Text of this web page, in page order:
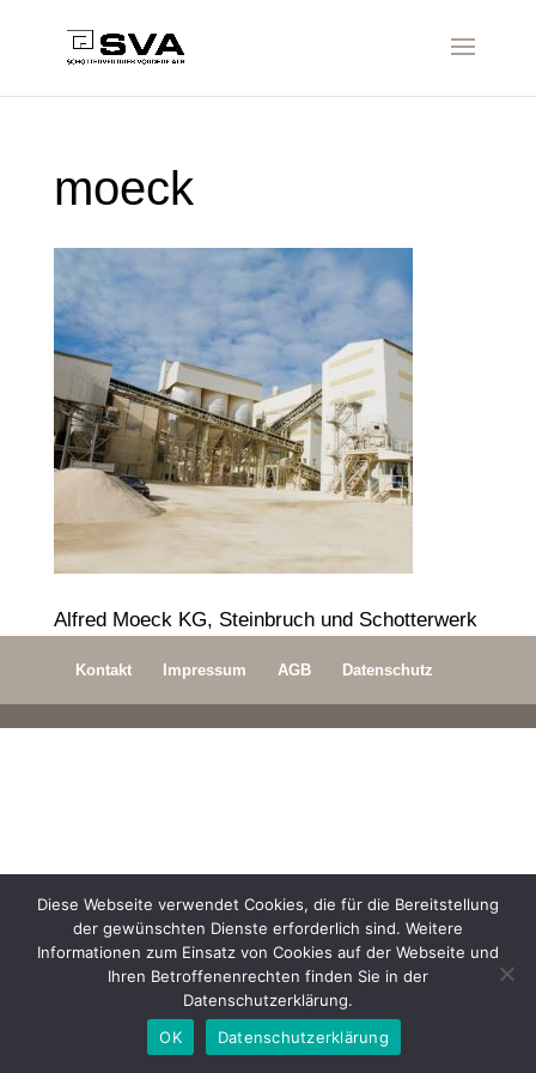
moeck
Alfred Moeck KG, Steinbruch und Schotterwerk
Kontakt Impressum AGB Datenschutz
Diese Webseite verwendet Cookies, die für die Bereitstellung
der gewünschten Dienste erforderlich sind. Weitere
Informationen zum Einsatz von Cookies auf der Webseite und
Ihren Betroffenenrechten finden Sie in der
Datenschutzerklärung.
OK
Datenschutzerklärung